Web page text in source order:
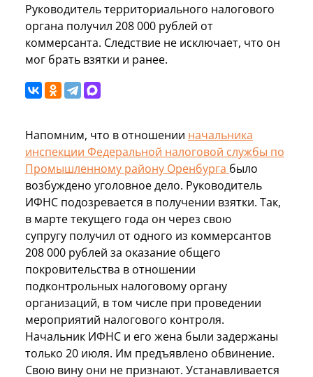
Руководитель территориального налогового
органа получил 208 000 рублей от
коммерсанта. Следствие не исключает, что он
мог брать взятки и ранее.
Напомним, что в отношении начальника
инспекции Федеральной налоговой службы по
Промышленному району Оренбурга было
возбуждено уголовное дело. Руководитель
ИФНС подозревается в получении взятки. Так,
в марте текущего года он через свою
супругу получил от одного из коммерсантов
208 000 рублей за оказание общего
покровительства в отношении
подконтрольных налоговому органу
организаций, в том числе при проведении
мероприятий налогового контроля.
Начальник ИФНС и его жена были задержаны
только 20 июля. Им предъявлено обвинение.
Свою вину они не признают. Устанавливается